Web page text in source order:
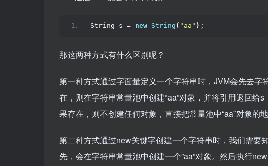
String s = new String ( "aa" ) ;
那这两种方式有什么区别呢？
第一种方式通过字面量定义一个字符串时，JVM会先去字
在，则在字符串常量池中创建“aa”对象，并将引用返回给
果存在，则不创建任何对象，直接把常量池中“aa”对象的
第二种方式通过new关键字创建一个字符串时，我们需要
先，会在字符串常量池中创建一个”aa”对象。然后执行